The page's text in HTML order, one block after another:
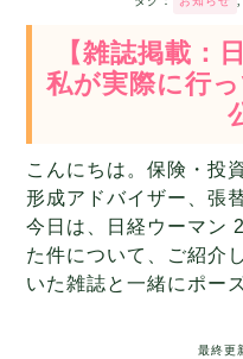
【雑誌掲載：
私が実際に行
こんにちは。保険・投
形成アドバイザー、張
今日は、日経ウーマン
た件について、ご紹介
いた雑誌と一緒にポー
最終更